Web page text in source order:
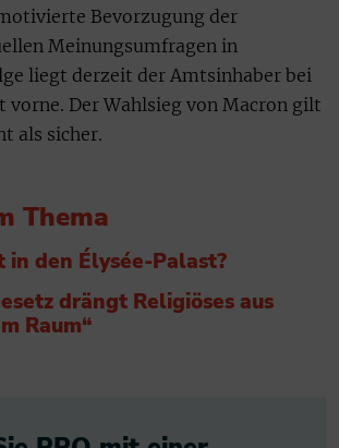
Bevorzugung der
Meinungsumfragen in
liegt derzeit der Amtsinhaber bei
vorne. Der Wahlsieg von Macron gilt
als sicher.
Thema
in den Élysée-Palast?
drängt Religiöses aus
Raum“